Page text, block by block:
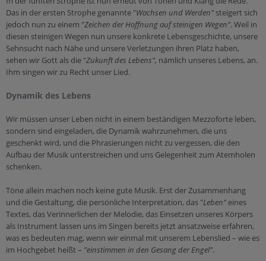
Das in der ersten Strophe genannte "Wachsen und Werden" steigert sich
jedoch nun zu einem "Zeichen der Hoffnung auf steinigen Wegen". Weil in
diesen steinigen Wegen nun unsere konkrete Lebensgeschichte, unsere
Sehnsucht nach Nähe und unsere Verletzungen ihren Platz haben,
sehen wir Gott als die "Zukunft des Lebens", nämlich unseres Lebens, an.
Ihm singen wir zu Recht unser Lied.
Dynamik des Lebens
Wir müssen unser Leben nicht in einem beständigen Mezzoforte leben,
sondern sind eingeladen, die Dynamik wahrzunehmen, die uns
geschenkt wird, und die Phrasierungen nicht zu vergessen, die den
Aufbau der Musik unterstreichen und uns Gelegenheit zum Atemholen
schenken.
Töne allein machen noch keine gute Musik. Erst der Zusammenhang
und die Gestaltung, die persönliche Interpretation, das "Leben" eines
Textes, das Verinnerlichen der Melodie, das Einsetzen unseres Körpers
als Instrument lassen uns im Singen bereits jetzt ansatzweise erfahren,
was es bedeuten mag, wenn wir einmal mit unserem Lebenslied – wie es
im Hochgebet heißt – "einstimmen in den Gesang der Engel".